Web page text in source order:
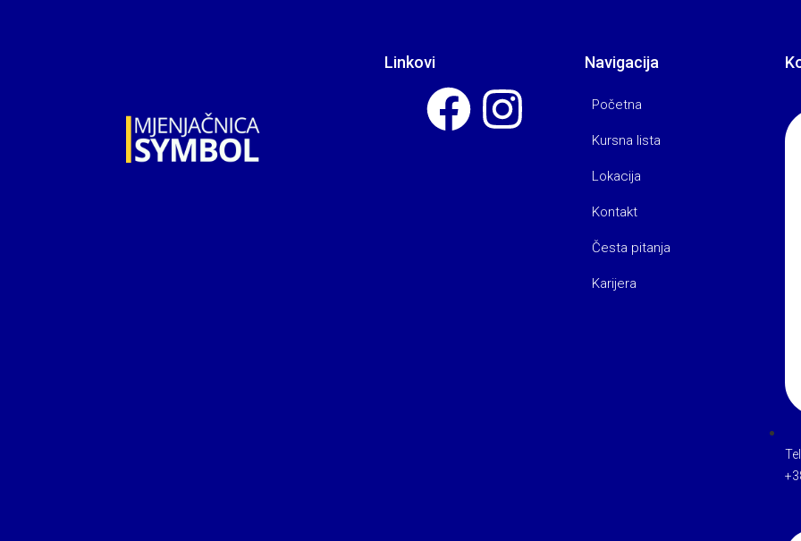
Linkovi Navigacija
Početna
Kursna lista
Lokacija
Kontakt
Česta pitanja
Karijera